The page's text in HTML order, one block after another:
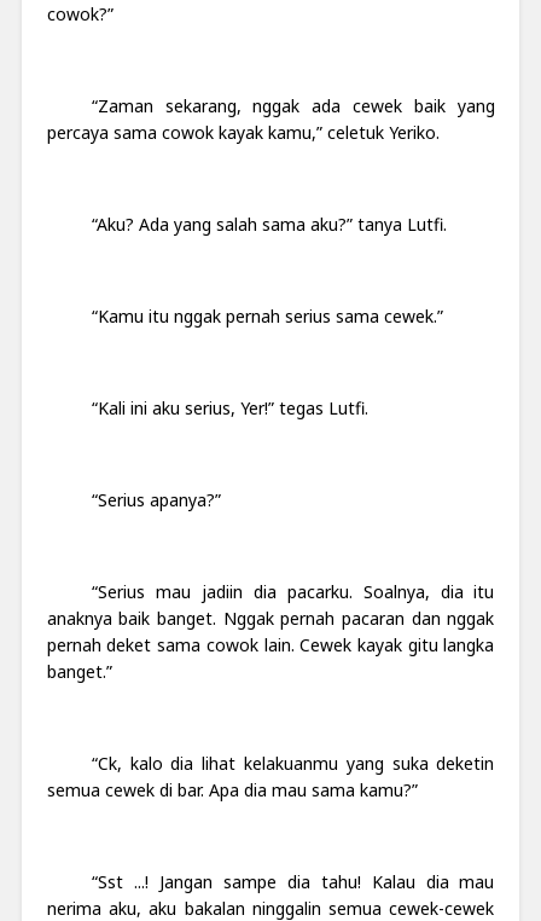
cowok?”
“Zaman sekarang, nggak ada cewek baik yang
percaya sama cowok kayak kamu,” celetuk Yeriko.
“Aku? Ada yang salah sama aku?” tanya Lutfi.
“Kamu itu nggak pernah serius sama cewek.”
“Kali ini aku serius, Yer!” tegas Lutfi.
“Serius apanya?”
“Serius mau jadiin dia pacarku. Soalnya, dia itu
anaknya baik banget. Nggak pernah pacaran dan nggak
pernah deket sama cowok lain. Cewek kayak gitu langka
banget.”
“Ck, kalo dia lihat kelakuanmu yang suka deketin
semua cewek di bar. Apa dia mau sama kamu?”
“Sst ...! Jangan sampe dia tahu! Kalau dia mau
nerima aku, aku bakalan ninggalin semua cewek-cewek